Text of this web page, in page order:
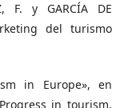
F. y GARCÍA DE
del turismo
in Europe», en
Progress in tourism,